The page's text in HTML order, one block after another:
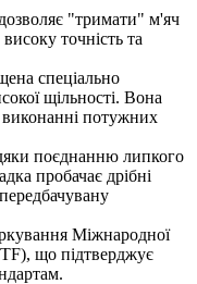
"тримати" м'яч
точність та
спеціально
щільності. Вона
виконанні потужних
поєднанню липкого
пробачає дрібні
Міжнародної
що підтверджує